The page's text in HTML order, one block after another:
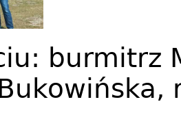
burmitrz